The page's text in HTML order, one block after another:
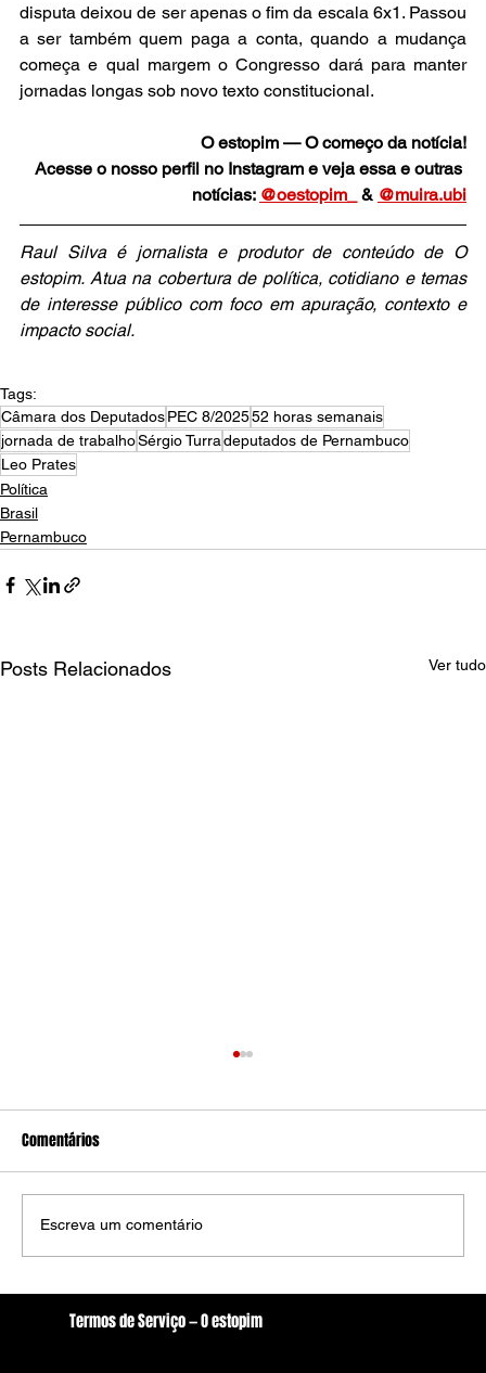
disputa deixou de ser apenas o fim da escala 6x1. Passou
a ser também quem paga a conta, quando a mudança
começa e qual margem o Congresso dará para manter
jornadas longas sob novo texto constitucional.
O estopim — O começo da notícia!
Acesse o nosso perfil no Instagram e veja essa e outras
notícias: @oestopim_ & @muira.ubi
Raul Silva é jornalista e produtor de conteúdo de O
estopim. Atua na cobertura de política, cotidiano e temas
de interesse público com foco em apuração, contexto e
impacto social.
Tags:
Câmara dos DeputadosPEC 8/202552 horas semanais
jornada de trabalhoSérgio Turradeputados de Pernambuco
Leo Prates
Política
Brasil
Pernambuco
Posts Relacionados Ver tudo
Onde estão os Vereadores de Arcoverde?
Paralisia, personalismo e o custo da
Comentários
Escreva um comentário
Termos de Serviço — O estopim